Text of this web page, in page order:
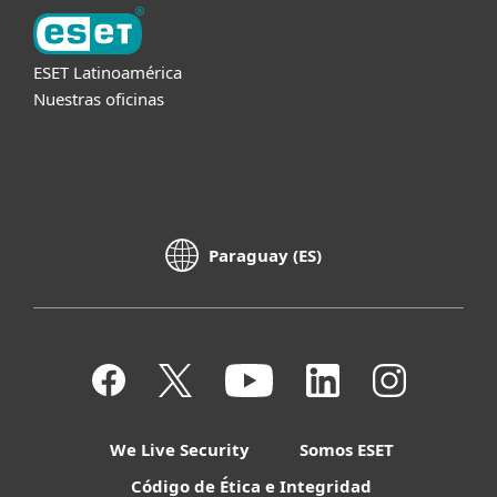
ESET Latinoamérica
Nuestras oficinas
Paraguay (ES)
We Live Security
Somos ESET
Código de Ética e Integridad